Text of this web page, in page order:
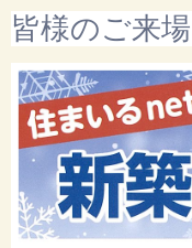
皆様のご来